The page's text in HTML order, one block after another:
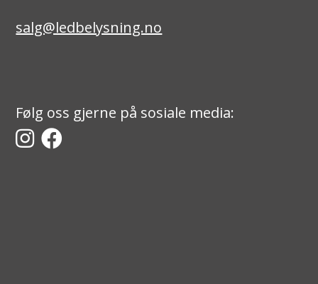
salg@ledbelysning.no
Følg oss gjerne på sosiale media: